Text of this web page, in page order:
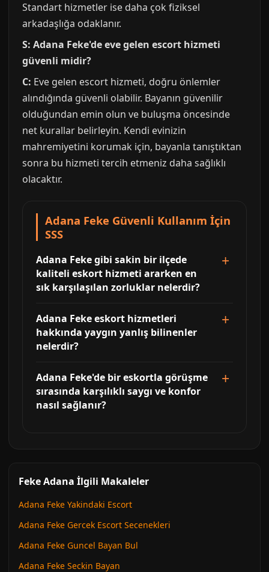
Standart hizmetler ise daha çok fiziksel
arkadaşlığa odaklanır.
S: Adana Feke'de eve gelen escort hizmeti
güvenli midir?
C: Eve gelen escort hizmeti, doğru önlemler
alındığında güvenli olabilir. Bayanın güvenilir
olduğundan emin olun ve buluşma öncesinde
net kurallar belirleyin. Kendi evinizin
mahremiyetini korumak için, bayanla tanıştıktan
sonra bu hizmeti tercih etmeniz daha sağlıklı
olacaktır.
Adana Feke Güvenli Kullanım İçin
SSS
Adana Feke gibi sakin bir ilçede
kaliteli eskort hizmeti ararken en
sık karşılaşılan zorluklar nelerdir?
Adana Feke eskort hizmetleri
hakkında yaygın yanlış bilinenler
nelerdir?
Adana Feke'de bir eskortla görüşme
sırasında karşılıklı saygı ve konfor
nasıl sağlanır?
Feke Adana İlgili Makaleler
Adana Feke Yakindaki Escort
Adana Feke Gercek Escort Secenekleri
Adana Feke Guncel Bayan Bul
Adana Feke Seckin Bayan